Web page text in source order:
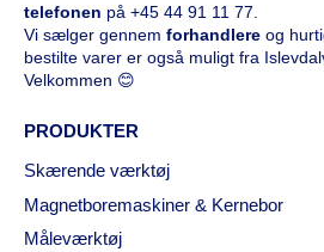
telefonen på +45 44 91 11 77
Vi sælger gennem forhandlere og
bestilte varer er også muligt fra
Velkommen 😊
PRODUKTER
Skærende værktøj
Magnetboremaskiner & Kernebor
Måleværktøj